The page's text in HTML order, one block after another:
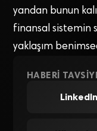
yandan bunun
finansal sistemin
yaklaşım
HABERI
LinkedIn